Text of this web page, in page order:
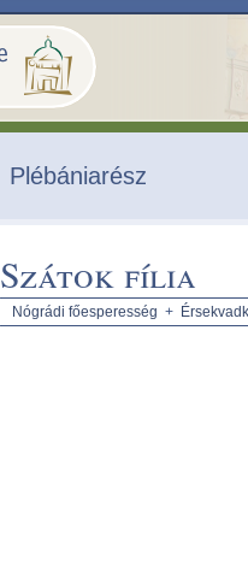
Plébániarész
Szátok fília
Nógrádi főesperesség +